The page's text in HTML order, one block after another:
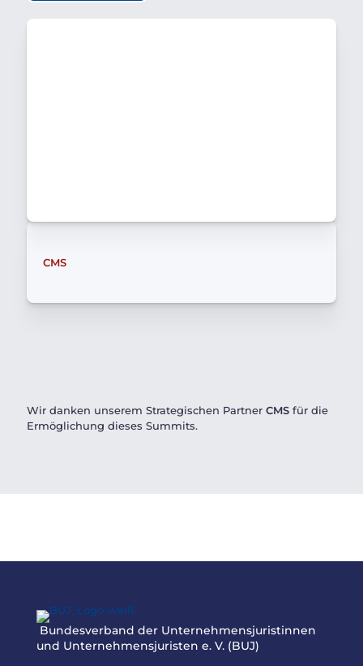
CMS
Wir danken unserem Strategischen Partner CMS für die
Ermöglichung dieses Summits.
Bundesverband der Unternehmensjuristinnen
und Unternehmensjuristen e. V. (BUJ)